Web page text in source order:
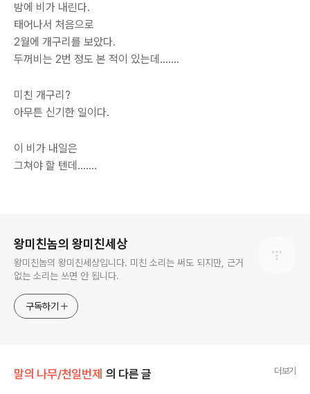
밤에 비가 내린다.
태어나서 처음으로
2월에 개구리를 보았다.
두꺼비는 2번 정도 본 적이 있는데…….
미친 개구리?
아무튼 신기한 일이다.
이 비가 내일은
그쳐야 할 텐데…….
왕미친놈의 왕미친세상
왕미친놈의 왕미친세상입니다. 미친 소리는 써도 되지만, 근거
없는 소리는 쓰면 안 됩니다.
구독하기
말의 나무/천일번제 의 다른 글 더보기